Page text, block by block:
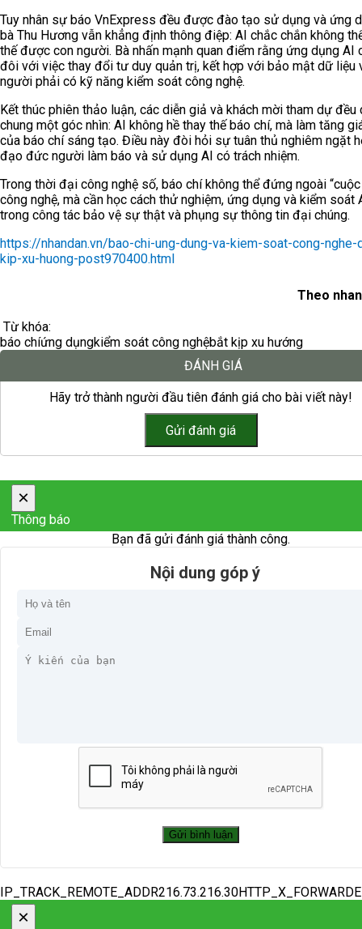
Tuy nhân sự báo VnExpress đều được đào tạo sử dụng và ứng
bà Thu Hương vẫn khẳng định thông điệp: AI chắc chắn không
thế được con người. Bà nhấn mạnh quan điểm rằng ứng dụng AI
đôi với việc thay đổi tư duy quản trị, kết hợp với bảo mật dữ liệu
người phải có kỹ năng kiểm soát công nghệ.
Kết thúc phiên thảo luận, các diễn giả và khách mời tham dự đều
chung một góc nhìn: AI không hề thay thế báo chí, mà làm tăng
của báo chí sáng tạo. Điều này đòi hỏi sự tuân thủ nghiêm ngặt
đạo đức người làm báo và sử dụng AI có trách nhiệm.
Trong thời đại công nghệ số, báo chí không thể đứng ngoài “cuộc
công nghệ, mà cần học cách thử nghiệm, ứng dụng và kiểm soát
trong công tác bảo vệ sự thật và phụng sự thông tin đại chúng.
https://nhandan.vn/bao-chi-ung-dung-va-kiem-soat-cong-nghe-
kip-xu-huong-post970400.html
Theo
Từ khóa:
báo chíứng dụngkiểm soát công nghệbắt kịp xu hướng
ĐÁNH GIÁ
Hãy trở thành người đầu tiên đánh giá cho bài viết này!
×
Thông báo
Bạn đã gửi đánh giá thành công.
Nội dung góp ý
×